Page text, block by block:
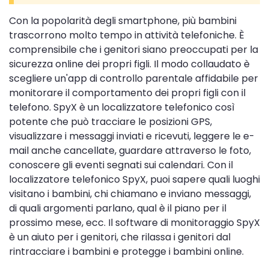
Con la popolarità degli smartphone, più bambini
trascorrono molto tempo in attività telefoniche. È
comprensibile che i genitori siano preoccupati per la
sicurezza online dei propri figli. Il modo collaudato è
scegliere un'app di controllo parentale affidabile per
monitorare il comportamento dei propri figli con il
telefono. SpyX è un localizzatore telefonico così
potente che può tracciare le posizioni GPS,
visualizzare i messaggi inviati e ricevuti, leggere le e-
mail anche cancellate, guardare attraverso le foto,
conoscere gli eventi segnati sui calendari. Con il
localizzatore telefonico SpyX, puoi sapere quali luoghi
visitano i bambini, chi chiamano e inviano messaggi,
di quali argomenti parlano, qual è il piano per il
prossimo mese, ecc. Il software di monitoraggio SpyX
è un aiuto per i genitori, che rilassa i genitori dal
rintracciare i bambini e protegge i bambini online.